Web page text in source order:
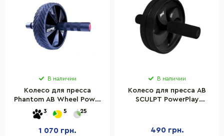
В наличии
Колесо для пресса
Phantom AB Wheel Power
System 4059BK-0
3 5 25
1 070 грн.
В наличии
Колесо для пресса AB
SCULPT PowerPlay
490 грн.